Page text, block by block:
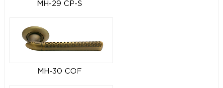
MH-29 CP-S
MH-30 COF